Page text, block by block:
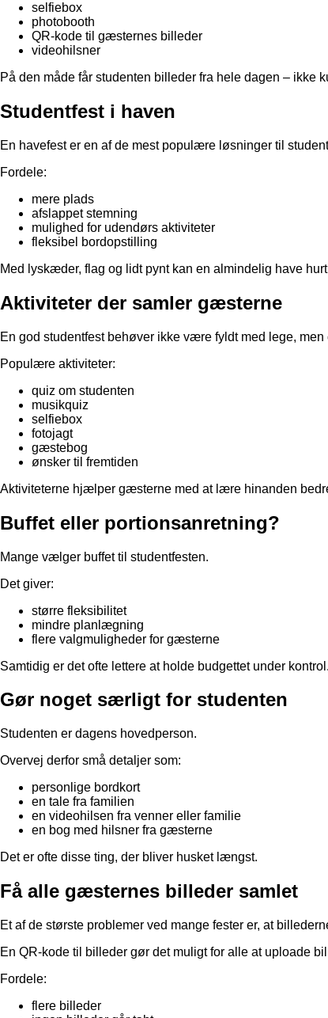
selfiebox
photobooth
QR-kode til gæsternes billeder
videohilsner
På den måde får studenten billeder fra hele dagen – ikke
Studentfest i haven
En havefest er en af de mest populære løsninger til
Fordele:
mere plads
afslappet stemning
mulighed for udendørs aktiviteter
fleksibel bordopstilling
Med lyskæder, flag og lidt pynt kan en almindelig have
Aktiviteter der samler gæsterne
En god studentfest behøver ikke være fyldt med lege,
Populære aktiviteter:
quiz om studenten
musikquiz
selfiebox
fotojagt
gæstebog
ønsker til fremtiden
Aktiviteterne hjælper gæsterne med at lære hinanden
Buffet eller portionsanretning?
Mange vælger buffet til studentfesten.
Det giver:
større fleksibilitet
mindre planlægning
flere valgmuligheder for gæsterne
Samtidig er det ofte lettere at holde budgettet under kontrol.
Gør noget særligt for studenten
Studenten er dagens hovedperson.
Overvej derfor små detaljer som:
personlige bordkort
en tale fra familien
en videohilsen fra venner eller familie
en bog med hilsner fra gæsterne
Det er ofte disse ting, der bliver husket længst.
Få alle gæsternes billeder samlet
Et af de største problemer ved mange fester er, at
En QR-kode til billeder gør det muligt for alle at uploade
Fordele:
flere billeder